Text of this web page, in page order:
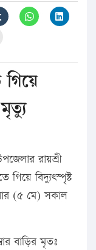
রায়শ্রী
গিয়ে বিদ্যুৎস্পৃষ্ট
(৫ মে) সকাল
বাড়ির মৃতঃ